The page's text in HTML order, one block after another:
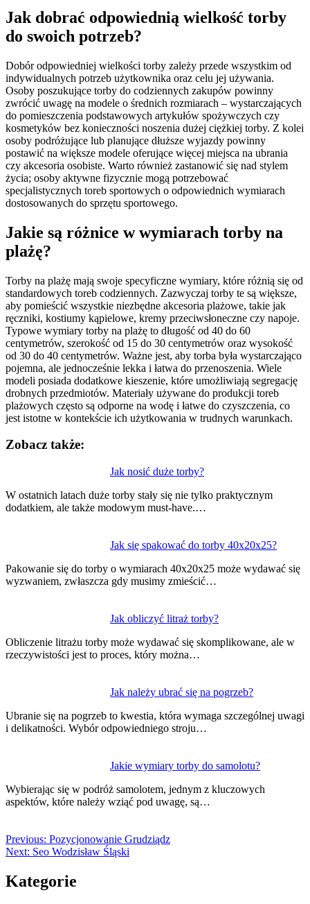
Jak dobrać odpowiednią wielkość torby
do swoich potrzeb?
Dobór odpowiedniej wielkości torby zależy przede wszystkim od
indywidualnych potrzeb użytkownika oraz celu jej używania.
Osoby poszukujące torby do codziennych zakupów powinny
zwrócić uwagę na modele o średnich rozmiarach – wystarczających
do pomieszczenia podstawowych artykułów spożywczych czy
kosmetyków bez konieczności noszenia dużej ciężkiej torby. Z kolei
osoby podróżujące lub planujące dłuższe wyjazdy powinny
postawić na większe modele oferujące więcej miejsca na ubrania
czy akcesoria osobiste. Warto również zastanowić się nad stylem
życia; osoby aktywne fizycznie mogą potrzebować
specjalistycznych toreb sportowych o odpowiednich wymiarach
dostosowanych do sprzętu sportowego.
Jakie są różnice w wymiarach torby na
plażę?
Torby na plażę mają swoje specyficzne wymiary, które różnią się od
standardowych toreb codziennych. Zazwyczaj torby te są większe,
aby pomieścić wszystkie niezbędne akcesoria plażowe, takie jak
ręczniki, kostiumy kąpielowe, kremy przeciwsłoneczne czy napoje.
Typowe wymiary torby na plażę to długość od 40 do 60
centymetrów, szerokość od 15 do 30 centymetrów oraz wysokość
od 30 do 40 centymetrów. Ważne jest, aby torba była wystarczająco
pojemna, ale jednocześnie lekka i łatwa do przenoszenia. Wiele
modeli posiada dodatkowe kieszenie, które umożliwiają segregację
drobnych przedmiotów. Materiały używane do produkcji toreb
plażowych często są odporne na wodę i łatwe do czyszczenia, co
jest istotne w kontekście ich użytkowania w trudnych warunkach.
Zobacz także:
Jak nosić duże torby?
W ostatnich latach duże torby stały się nie tylko praktycznym
dodatkiem, ale także modowym must-have.…
Jak się spakować do torby 40x20x25?
Pakowanie się do torby o wymiarach 40x20x25 może wydawać się
wyzwaniem, zwłaszcza gdy musimy zmieścić…
Jak obliczyć litraż torby?
Obliczenie litrażu torby może wydawać się skomplikowane, ale w
rzeczywistości jest to proces, który można…
Jak należy ubrać się na pogrzeb?
Ubranie się na pogrzeb to kwestia, która wymaga szczególnej uwagi
i delikatności. Wybór odpowiedniego stroju…
Jakie wymiary torby do samolotu?
Wybierając się w podróż samolotem, jednym z kluczowych
aspektów, które należy wziąć pod uwagę, są…
wpisu
Previous: Pozycjonowanie Grudziądz
Next: Seo Wodzisław Śląski
Kategorie